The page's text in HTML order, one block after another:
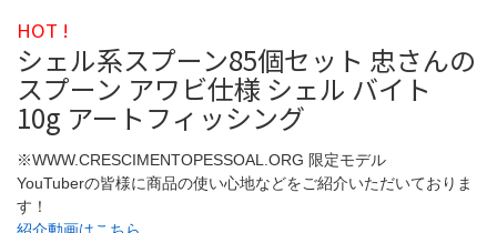
HOT !
シェル系スプーン85個セット 忠さんの
スプーン アワビ仕様 シェル バイト
10g アートフィッシング
※WWW.CRESCIMENTOPESSOAL.ORG 限定モデル
YouTuberの皆様に商品の使い心地などをご紹介いただいておりま
す！